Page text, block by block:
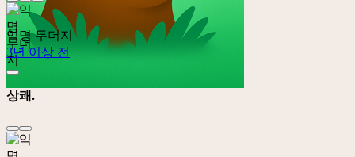
익명 두더지
3년 이상 전
상쾌.